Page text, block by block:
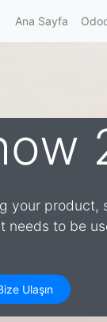
Ana Sayfa
your product,
needs to be
Ulaşın